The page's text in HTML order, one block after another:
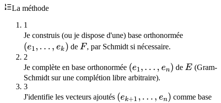
La méthode
1
Je construis (ou je dispose d'une) base orthonormée
(e1, … , ek ) de F
F, par Schmidt si nécessaire.
2
Je complète en base orthonormée (e_1,\ldots,e_n)
(e1, … , en) de E
E(Gram-
Schmidt sur une complétion libre arbitraire).
3
J'identifie les vecteurs ajoutés (e_{k+1},\ldots,e_n)
(ek+1 , … , en) comme base